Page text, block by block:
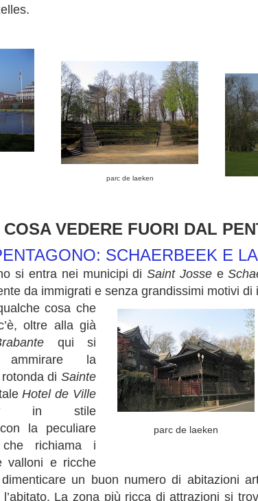
parc de laeken
VEDERE FUORI DAL
SCHAERBEEK E
si entra nei municipi diSaint Jossee
da immigrati e senza grandissimi motivi di
parc de laeken
cosa che
oltre alla già
qui si
ammirare la
di Sainte
Hotel de Ville
in stile
la peculiare
che richiama i
valloni e ricche
un buon numero di abitazioni
La zona più ricca di attrazioni si